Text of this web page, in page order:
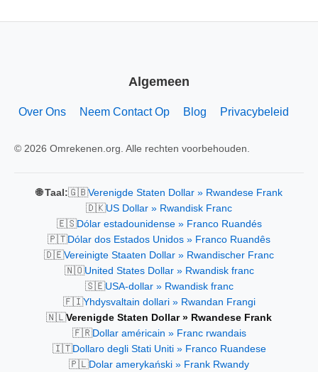
Algemeen
Over Ons Neem Contact Op Blog Privacybeleid
© 2026 Omrekenen.org. Alle rechten voorbehouden.
🌐 Taal:🇬🇧Verenigde Staten Dollar » Rwandese Frank
🇩🇰US Dollar » Rwandisk Franc
🇪🇸Dólar estadounidense » Franco Ruandés
🇵🇹Dólar dos Estados Unidos » Franco Ruandês
🇩🇪Vereinigte Staaten Dollar » Rwandischer Franc
🇳🇴United States Dollar » Rwandisk franc
🇸🇪USA-dollar » Rwandisk franc
🇫🇮Yhdysvaltain dollari » Rwandan Frangi
🇳🇱Verenigde Staten Dollar » Rwandese Frank
🇫🇷Dollar américain » Franc rwandais
🇮🇹Dollaro degli Stati Uniti » Franco Ruandese
🇵🇱Dolar amerykański » Frank Rwandy